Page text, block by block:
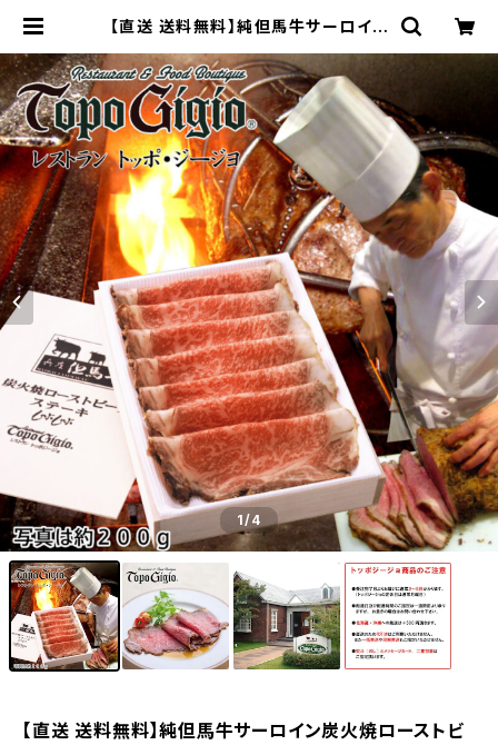
【直送 送料無料】純但馬牛サーロイン
RO10(スライス済) | 贈物広場セノヲ
オンラインストア
1/4
【直送 送料無料】純但馬牛サーロイン炭火焼ローストビ